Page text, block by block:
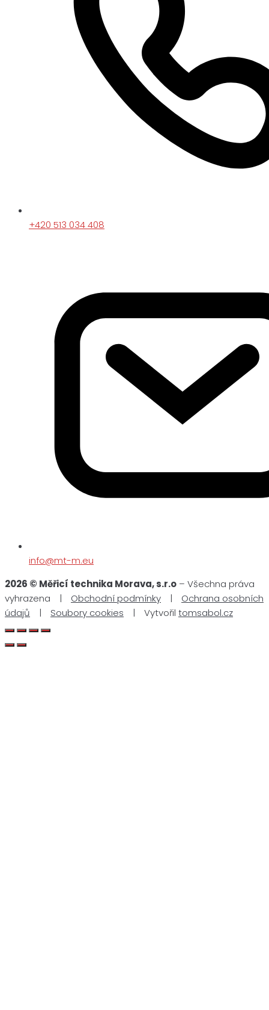
+420 513 034 408
info@mt-m.eu
2026 © Měřicí technika Morava, s.r.o – Všechna práva
vyhrazena | Obchodní podmínky | Ochrana osobních
údajů | Soubory cookies | Vytvořil tomsabol.cz